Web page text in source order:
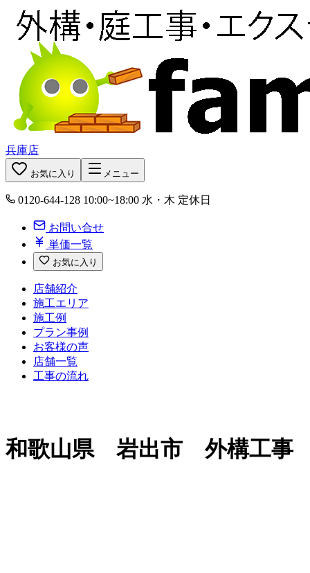
兵庫店
お気に入り メニュー
0120-644-128 10:00~18:00 水・木 定休日
お問い合せ
単価一覧
お気に入り
店舗紹介
施工エリア
施工例
プラン事例
お客様の声
店舗一覧
工事の流れ
和歌山県 岩出市 外構工事